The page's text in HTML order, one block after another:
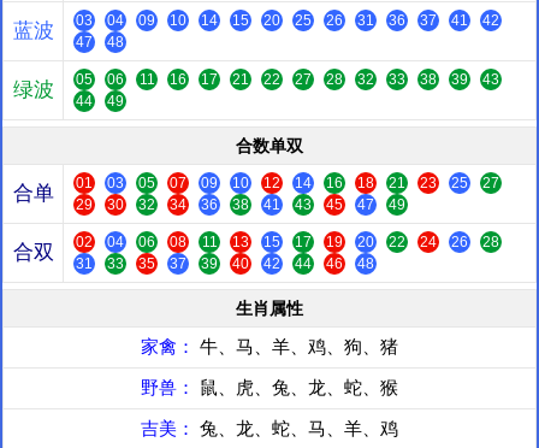
蓝波 03 04 09 10 14 15 20 25 26 31 36 37 41
42
47
48
绿波 05 06 11 16 17 21 22 27 28 32 33 38 39
43
44
49
合数单双
合单 01 03 05 07 09 10 12 14 16 18 21 23 25
27
29
30 32 34 36 38 41 43 45 47 49
合双 02 04 06 08 11 13 15 17 19 20 22 24 26
28
31
33 35 37 39 40 42 44 46 48
生肖属性
家禽： 牛、马、羊、鸡、狗、猪
野兽： 鼠、虎、兔、龙、蛇、猴
吉美： 兔、龙、蛇、马、羊、鸡